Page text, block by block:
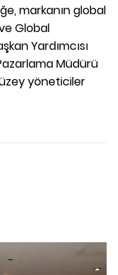
markanın global
Global
Yardımcısı
Müdürü
yöneticiler